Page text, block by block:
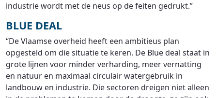
industrie wordt met de neus op de feiten gedrukt.”
BLUE DEAL
“De Vlaamse overheid heeft een ambitieus plan
opgesteld om die situatie te keren. De Blue deal staat in
grote lijnen voor minder verharding, meer vernatting
en natuur en maximaal circulair watergebruik in
landbouw en industrie. Die sectoren dreigen niet alleen